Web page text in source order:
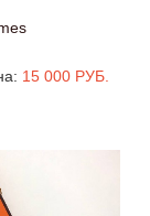
15 000 РУБ.